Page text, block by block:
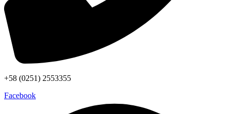
+58 (0251) 2553355
Facebook